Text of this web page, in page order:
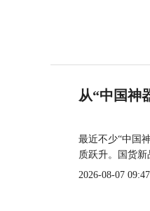
从“中国神
最近不少“中国
质跃升。国货新
2026-08-07 09:47